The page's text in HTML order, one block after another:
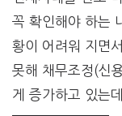
꼭 확인해야 하는
황이 어려워 지면
못해 채무조정(신
게 증가하고 있는